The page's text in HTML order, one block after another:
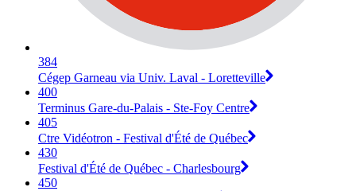
384
Cégep Garneau via Univ. Laval - Loretteville
400
Terminus Gare-du-Palais - Ste-Foy Centre
405
Ctre Vidéotron - Festival d'Été de Québec
430
Festival d'Été de Québec - Charlesbourg
450